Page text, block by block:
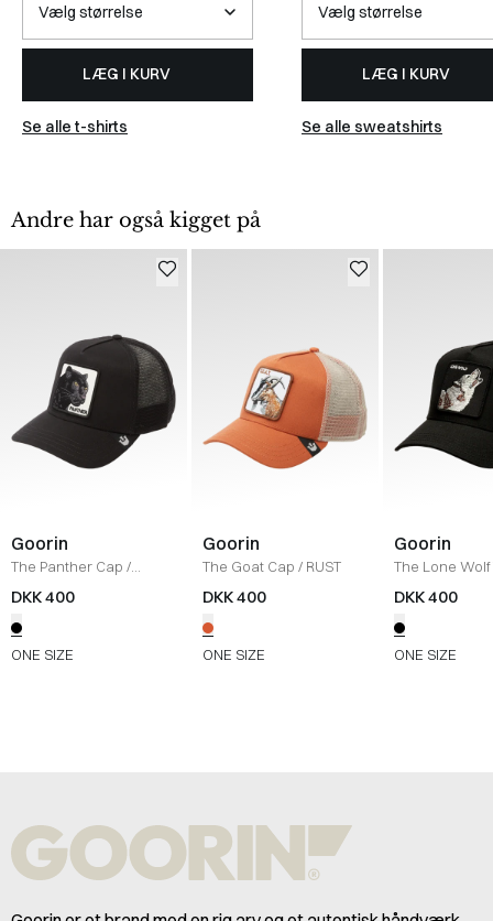
LÆG I KURV
Se alle t-shirts
LÆG I KURV
Se alle sweatshirts
Andre har også kigget på
Goorin
The Panther Cap /
BLACK
DKK 400
ONE SIZE
Goorin
The Goat Cap / RUST
DKK 400
ONE SIZE
Goorin
The Lone Wolf
Cap
BLACK
DKK 400
ONE SIZE